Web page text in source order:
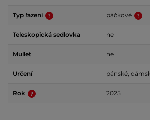
Typ řazení páčkové
Teleskopická sedlovka ne
Mullet ne
Určení pánské,
Rok 2025